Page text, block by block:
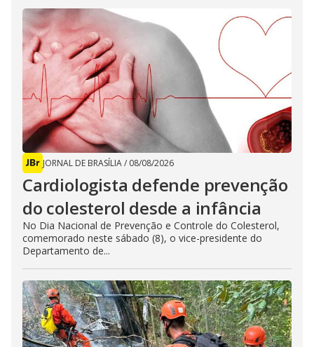
JORNAL DE BRASÍLIA/ 08/08/2026
Cardiologista defende prevenção
do colesterol desde a infância
No Dia Nacional de Prevenção e Controle do Colesterol,
comemorado neste sábado (8), o vice-presidente do
Departamento de...